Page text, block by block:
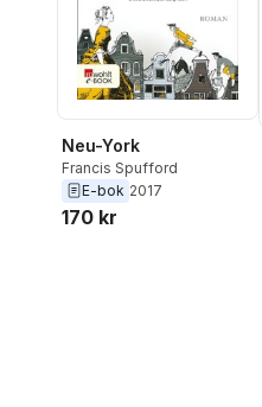
Neu-York
Francis Spufford
E-bok 2017
170 kr